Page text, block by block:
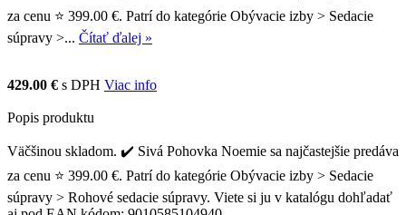
za cenu ⭐ 399.00 €. Patrí do kategórie Obývacie izby > Sedacie
súpravy >... Čítať ďalej »
429.00 € s DPH Viac info
Popis produktu
Väčšinou skladom. ✔️ Sivá Pohovka Noemie sa najčastejšie predáva
za cenu ⭐ 399.00 €. Patrí do kategórie Obývacie izby > Sedacie
súpravy > Rohové sedacie súpravy. Viete si ju v katalógu dohľadať